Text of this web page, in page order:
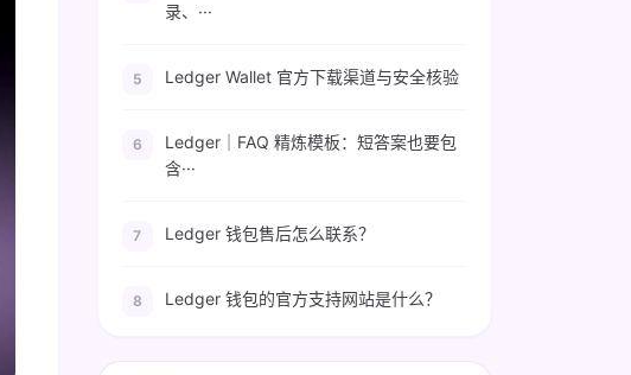
录、···
Ledger Wallet 官方下载渠道与安全核验
Ledger｜FAQ 精炼模板：短答案也要包
含···
Ledger 钱包售后怎么联系？
Ledger 钱包的官方支持网站是什么？